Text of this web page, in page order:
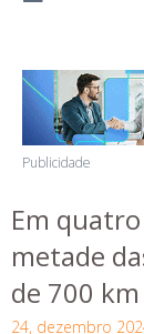
Publicidade
Em
metade
de 700
24, dezembro